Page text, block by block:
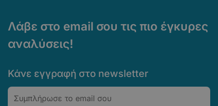
Λάβε στο email σου τις πιο έγκυρες
αναλύσεις!
Κάνε εγγραφή στο newsletter
Email